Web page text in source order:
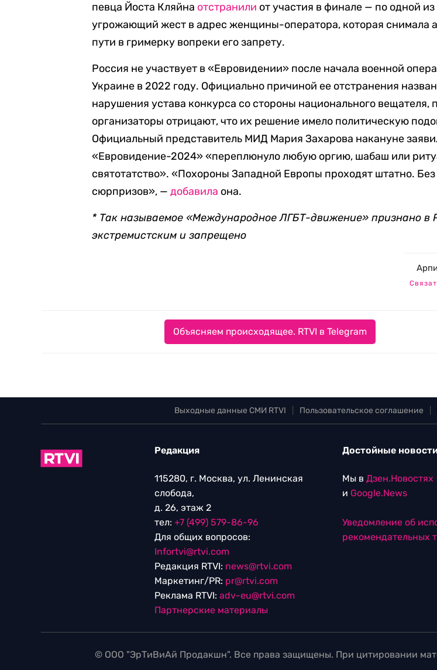
певца Йоста Кляйна отстранили от участия в финале — по одной из
угрожающий жест в адрес женщины-оператора, которая снимала
пути в гримерку вопреки его запрету.
Россия не участвует в «Евровидении» после начала военной
Украине в 2022 году. Официально причиной ее отстранения
нарушения устава конкурса со стороны национального вещателя,
организаторы отрицают, что их решение имело политическую
Официальный представитель МИД Мария Захарова накануне
«Евровидение-2024» «переплюнуло любую оргию, шабаш или
святотатство». «Похороны Западной Европы проходят штатно. Без
сюрпризов», —добавила она.
* Так называемое «Международное ЛГБТ-движение» признано в
экстремистским и запрещено
Объясняем происходящее. RTVI в Telegram
Выходные данные СМИ RTVI Пользовательское соглашение
Редакция
115280, г. Москва, ул. Ленинская
слобода,
д. 26, этаж 2
тел: +7 (499) 579-86-96
Для общих вопросов:
Infortvi@rtvi.com
Редакция RTVI: news@rtvi.com
Маркетинг/PR: pr@rtvi.com
Реклама RTVI: adv-eu@rtvi.com
Партнерские материалы
Достойные
Мы в Дзен.Новостях
и Google.News
Уведомление об
рекомендательных
© ООО "ЭрТиВиАй Продакшн". Все права защищены. При цитировании